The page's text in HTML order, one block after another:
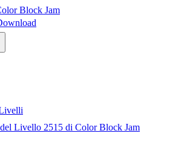
Block Jam
Livello 2515 di Color Block Jam